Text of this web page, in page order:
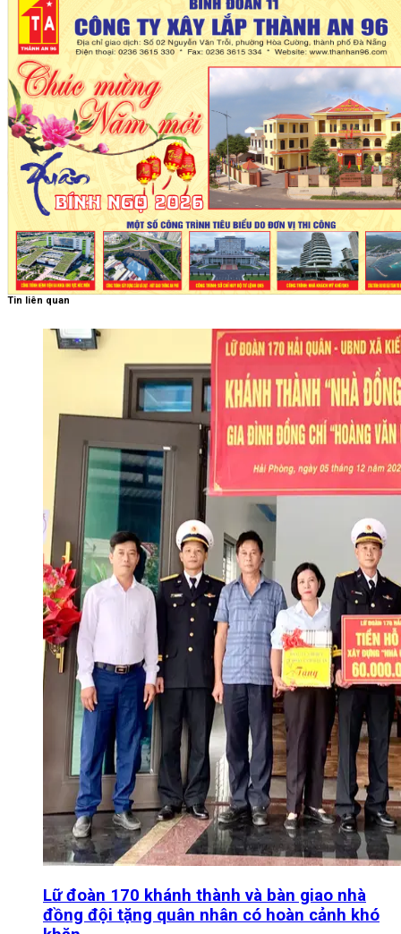
Tin liên quan
Lữ đoàn 170 khánh thành và bàn giao nhà
đồng đội tặng quân nhân có hoàn cảnh khó